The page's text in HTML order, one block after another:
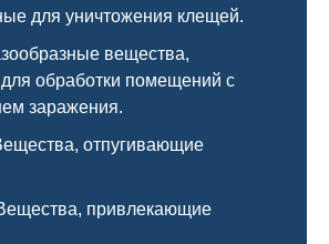
для уничтожения клещей.
вещества,
обработки помещений с
заражения.
отпугивающие
привлекающие